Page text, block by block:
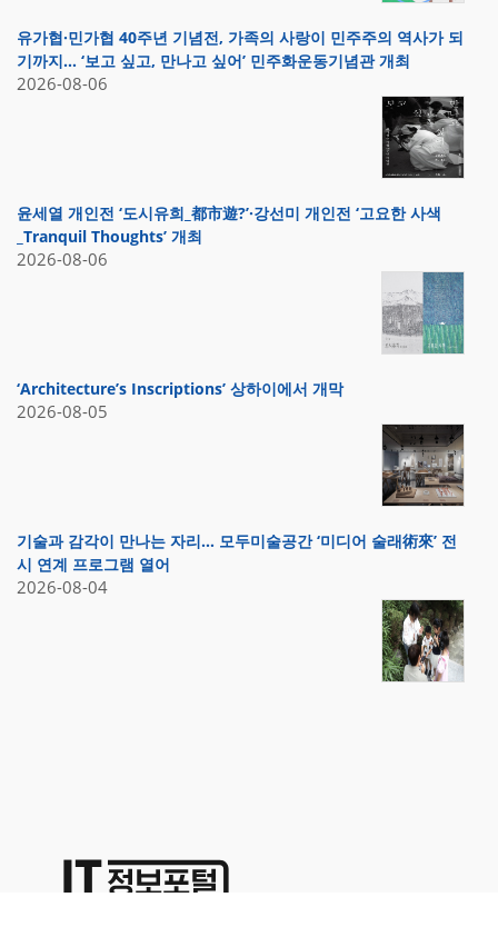
유가협·민가협 40주년 기념전, 가족의 사랑이 민주주의 역사가 되
기까지… ‘보고 싶고, 만나고 싶어’ 민주화운동기념관 개최
2026-08-06
윤세열 개인전 ‘도시유희_都市遊?’·강선미 개인전 ‘고요한 사색
_Tranquil Thoughts’ 개최
2026-08-06
‘Architecture’s Inscriptions’ 상하이에서 개막
2026-08-05
기술과 감각이 만나는 자리… 모두미술공간 ‘미디어 술래術來’ 전
시 연계 프로그램 열어
2026-08-04